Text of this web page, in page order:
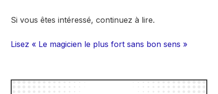
Si vous êtes intéressé, continuez à lire.
Lisez « Le magicien le plus fort sans bon sens »